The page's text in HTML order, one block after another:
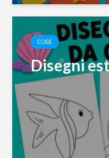
COSE
Disegni